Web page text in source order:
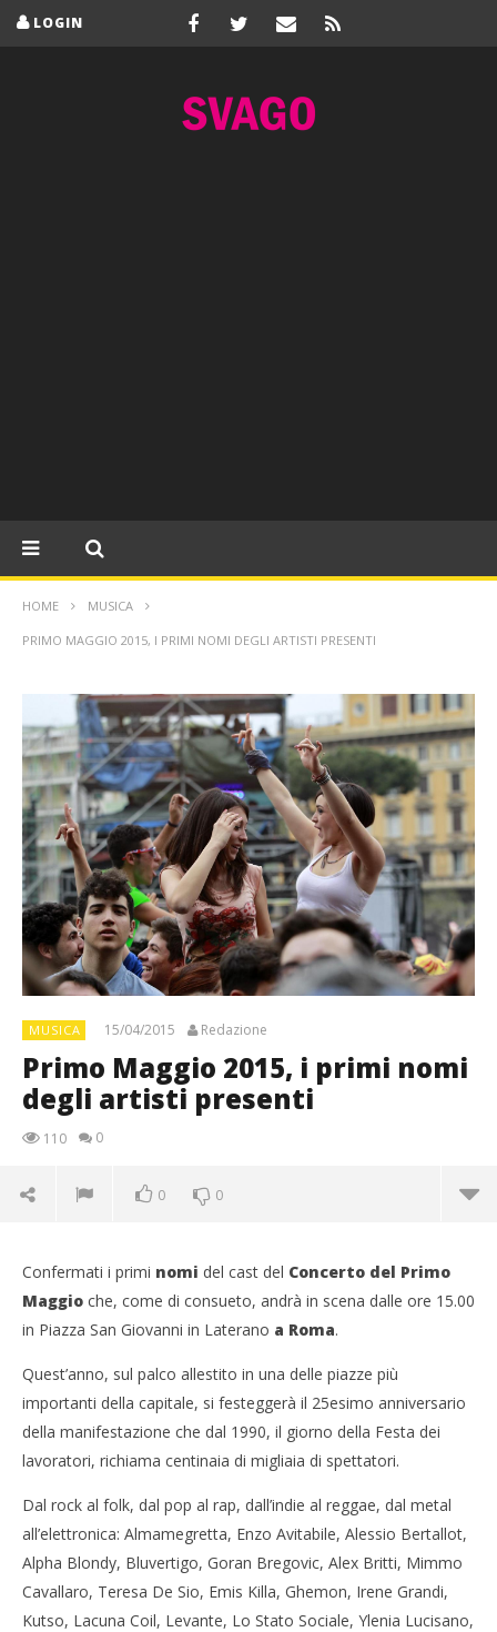
LOGIN
HOME MUSICA
PRIMO MAGGIO 2015, I PRIMI NOMI DEGLI ARTISTI PRESENTI
MUSICA 15/04/2015 Redazione
Primo Maggio 2015, i primi nomi
degli artisti presenti
110 0
0 0
NOW VIEWING
Primo Maggio 2015, i primi nomi degli artisti
presenti
15/04/2015
Redazione
Confermati i primi nomi del cast del Concerto del Primo
Maggio che, come di consueto, andrà in scena dalle ore 15.00
in Piazza San Giovanni in Laterano a Roma.
Quest’anno, sul palco allestito in una delle piazze più
importanti della capitale, si festeggerà il 25esimo anniversario
della manifestazione che dal 1990, il giorno della Festa dei
lavoratori, richiama centinaia di migliaia di spettatori.
Dal rock al folk, dal pop al rap, dall’indie al reggae, dal metal
all’elettronica: Almamegretta, Enzo Avitabile, Alessio Bertallot,
Alpha Blondy, Bluvertigo, Goran Bregovic, Alex Britti, Mimmo
Cavallaro, Teresa De Sio, Emis Killa, Ghemon, Irene Grandi,
Kutso, Lacuna Coil, Levante, Lo Stato Sociale, Ylenia Lucisano,